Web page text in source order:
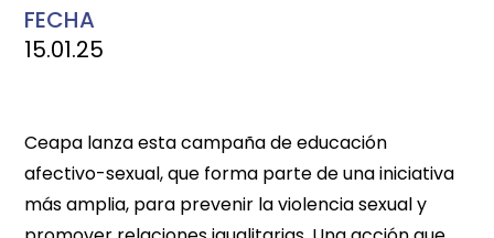
FECHA
15.01.25
Ceapa lanza esta campaña de educación
afectivo-sexual, que forma parte de una iniciativa
más amplia, para prevenir la violencia sexual y